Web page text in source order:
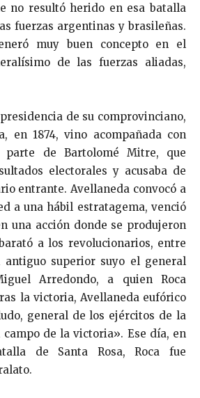
no resultó herido en esa batalla
fuerzas argentinas y brasileñas.
muy buen concepto en el
de las fuerzas aliadas,
de su comprovinciano,
en 1874, vino acompañada con
de Bartolomé Mitre, que
electorales y acusaba de
entrante. Avellaneda convocó a
a una hábil estratagema, venció
una acción donde se produjeron
a los revolucionarios, entre
antiguo superior suyo el general
Arredondo, a quien Roca
la victoria, Avellaneda eufórico
general de los ejércitos de la
de la victoria». Ese día, en
de Santa Rosa, Roca fue